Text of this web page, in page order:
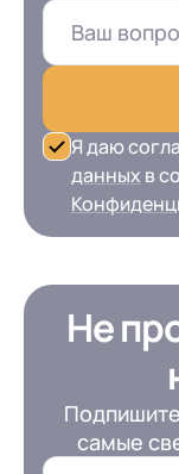
Я даю
данных в
Не
самые